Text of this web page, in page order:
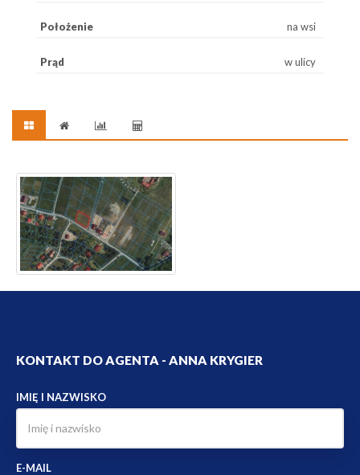
Położenie na wsi
Prąd w ulicy
KONTAKT DO AGENTA - ANNA KRYGIER
IMIĘ I NAZWISKO
E-MAIL